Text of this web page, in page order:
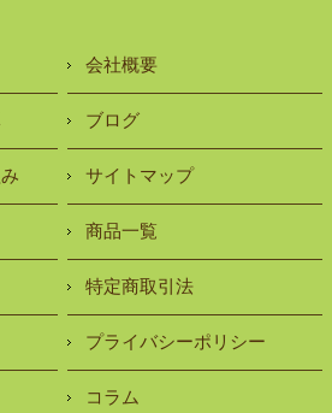
会社概要
ブログ
サイトマップ
商品一覧
特定商取引法
プライバシーポリシー
コラム